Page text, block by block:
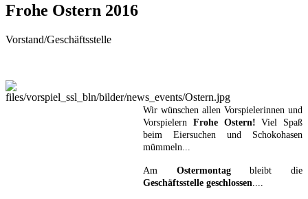
Frohe Ostern 2016
Vorstand/Geschäftsstelle
Wir wünschen allen Vorspielerinnen und
Vorspielern Frohe Ostern!
Viel Spaß
beim Eiersuchen und Schokohasen
mümmeln...
Am Ostermontagbleibt die
Geschäftsstelle geschlossen